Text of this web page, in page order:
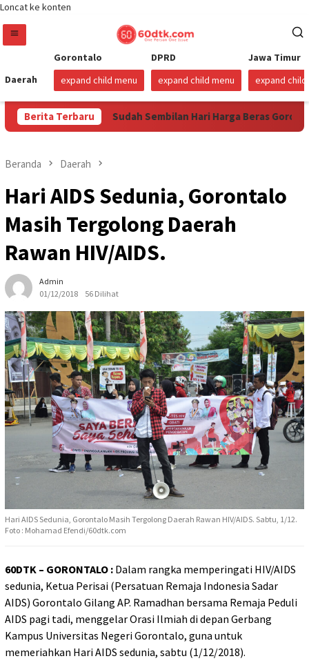
Loncat ke konten
Daerah
Gorontalo
expand child menu
DPRD
expand child menu
Jawa Timur
expand child
Berita Terbaru
2026 Sudah Sembilan Hari Harga Beras Gorontalo
Beranda Daerah
Hari AIDS Sedunia, Gorontalo
Masih Tergolong Daerah
Rawan HIV/AIDS.
Admin
01/12/2018
56 Dilihat
Hari AIDS Sedunia, Gorontalo Masih Tergolong Daerah Rawan HIV/AIDS. Sabtu, 1/12.
Foto : Mohamad Efendi/60dtk.com
60DTK – GORONTALO : Dalam rangka memperingati HIV/AIDS
sedunia, Ketua Perisai (Persatuan Remaja Indonesia Sadar
AIDS) Gorontalo Gilang AP. Ramadhan bersama Remaja Peduli
AIDS pagi tadi, menggelar Orasi Ilmiah di depan Gerbang
Kampus Universitas Negeri Gorontalo, guna untuk
memeriahkan Hari AIDS sedunia, sabtu (1/12/2018).